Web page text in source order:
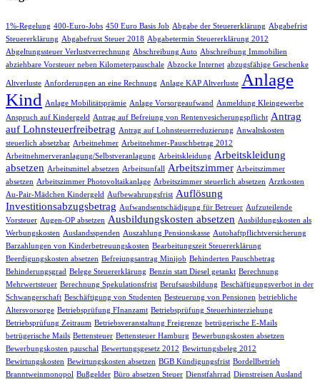
1%-Regelung 400-Euro-Jobs 450 Euro Basis Job Abgabe der Steuererklärung Abgabefrist
Steuererklärung Abgabefrust Steuer 2018 Abgabetermin Steuererklärung 2012
Abgeltungssteuer Verlustverrechnung Abschreibung Auto Abschreibung Immobilien
abziehbare Vorsteuer neben Kilometerpauschale Abzocke Internet abzugsfähige Geschenke
Altverluste Anforderungen an eine Rechnung Anlage KAP Altverluste Anlage
Kind
Anlage Mobilitätsprämie Anlage Vorsorgeaufwand
Anmeldung Kleingewerbe
Anspruch auf Kindergeld
Antrag auf Befreiung von Rentenvesicherungspflicht Antrag
auf Lohnsteuerfreibetrag Antrag auf Lohnsteuerreduzierung Anwaltskosten
steuerlich absetzbar Arbeitnehmer Arbeitnehmer-Pauschbetrag 2012
Arbeitnehmerveranlagung/Selbstveranlagung Arbeitskleidung Arbeitskleidung
absetzen Arbeitsmittel absetzen Arbeitsunfall Arbeitszimmer Arbeitszimmer
absetzen Arbeitszimmer Photovoltaikanlage Arbeitszimmer steuerlich absetzen Arztkosten
Au-Pair-Mädchen Kindergeld
Aufbewahrungsfrist Auflösung
Investitionsabzugsbetrag Aufwandsentschädigung für Betreuer Aufzuteilende
Vorsteuer Augen-OP absetzen Ausbildungskosten absetzen Ausbildungskosten als
Werbungskosten Auslandsspenden Auszahlung Pensionskasse Autohaftpflichtversicherung
Barzahlungen von Kinderbetreuungskosten Bearbeitungszeit Steuererklärung
Beerdigungskosten absetzen Befreiungsantrag Minijob Behinderten Pauschbetrag
Behinderungsgrad Belege Steuererklärung Benzin statt Diesel getankt Berechnung
Mehrwertsteuer Berechnung Spekulationsfrist Berufsausbildung Beschäftigungsverbot in der
Schwangerschaft Beschäftigung von Studenten Besteuerung von Pensionen betriebliche
Altersvorsorge Betriebsprüfung FInanzamt Betriebsprüfung Steuerhinterziehung
Betriebsprüfung Zeitraum Betriebsveranstaltung Freigrenze betrügerische E-Mails
betrügerische Mails Bettensteuer Bettensteuer Hamburg Bewerbungskosten absetzen
Bewerbungskosten pauschal Bewertungsgesetz 2012 Bewirtungsbeleg 2012
Bewirtungskosten Bewirtungskosten absetzen BGB Kündigungsfrist Bordellbetrieb
Branntweinmonopol Bußgelder Büro absetzen Steuer Dienstfahrrad Dienstreisen Ausland